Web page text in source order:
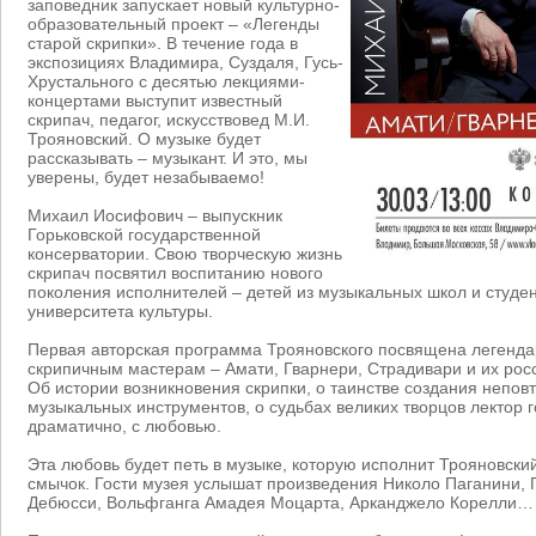
заповедник запускает новый культурно-
образовательный проект – «Легенды
старой скрипки». В течение года в
экспозициях Владимира, Суздаля, Гусь-
Хрустального с десятью лекциями-
концертами выступит известный
скрипач, педагог, искусствовед М.И.
Трояновский. О музыке будет
рассказывать – музыкант. И это, мы
уверены, будет незабываемо!
Михаил Иосифович – выпускник
Горьковской государственной
консерватории. Свою творческую жизнь
скрипач посвятил воспитанию нового
поколения исполнителей – детей из музыкальных школ и
университета культуры.
Первая авторская программа Трояновского посвящена
скрипичным мастерам – Амати, Гварнери, Страдивари и их
Об истории возникновения скрипки, о таинстве создания
музыкальных инструментов, о судьбах великих творцов лектор
драматично, с любовью.
Эта любовь будет петь в музыке, которую исполнит
смычок. Гости музея услышат произведения Николо Паганини,
Дебюсси, Вольфганга Амадея Моцарта, Арканджело Корелли…